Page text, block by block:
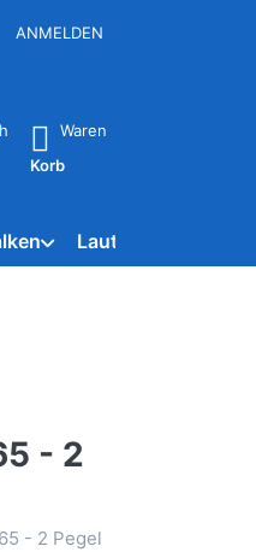
ANMELDEN
um alle
Waren
Korb
Lautsprecher
- 2
- 2 Pegel